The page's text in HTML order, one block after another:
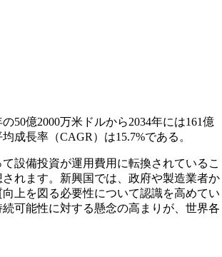
50億2000万米ドルから2034年には161億
成長率（CAGR）は15.7%である。
設備投資が運用費用に転換されているこ
れます。新興国では、政府や製造業者か
上を図る必要性について認識を高めてい
可能性に対する懸念の高まりが、世界各